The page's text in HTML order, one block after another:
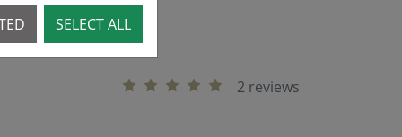
2 reviews
SELECT ALL